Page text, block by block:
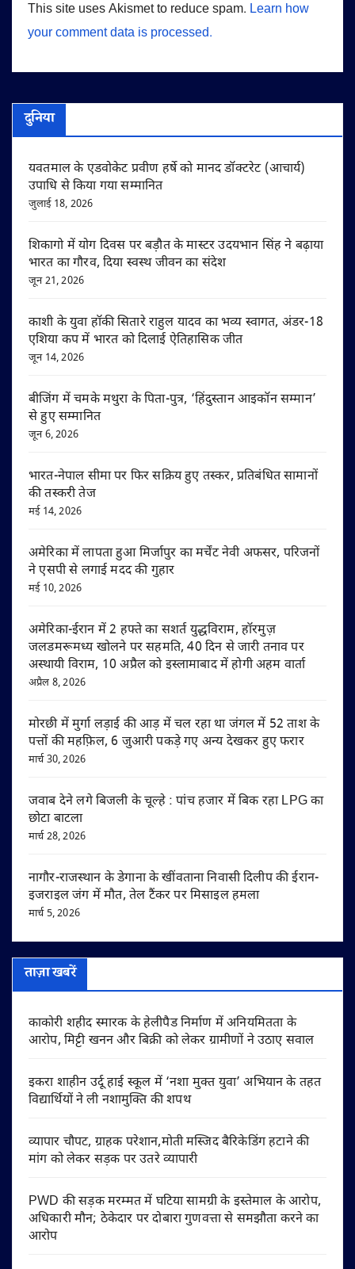
This site uses Akismet to reduce spam. Learn how
your comment data is processed.
दुनिया
यवतमाल के एडवोकेट प्रवीण हर्षे को मानद डॉक्टरेट (आचार्य)
उपाधि से किया गया सम्मानित
जुलाई 18, 2026
शिकागो में योग दिवस पर बड़ौत के मास्टर उदयभान सिंह ने बढ़ाया
भारत का गौरव, दिया स्वस्थ जीवन का संदेश
जून 21, 2026
काशी के युवा हॉकी सितारे राहुल यादव का भव्य स्वागत, अंडर-18
एशिया कप में भारत को दिलाई ऐतिहासिक जीत
जून 14, 2026
बीजिंग में चमके मथुरा के पिता-पुत्र, ‘हिंदुस्तान आइकॉन सम्मान’
से हुए सम्मानित
जून 6, 2026
भारत-नेपाल सीमा पर फिर सक्रिय हुए तस्कर, प्रतिबंधित सामानों
की तस्करी तेज
मई 14, 2026
अमेरिका में लापता हुआ मिर्जापुर का मर्चेंट नेवी अफसर, परिजनों
ने एसपी से लगाई मदद की गुहार
मई 10, 2026
अमेरिका-ईरान में 2 हफ्ते का सशर्त युद्धविराम, हॉरमुज़
जलडमरूमध्य खोलने पर सहमति, 40 दिन से जारी तनाव पर
अस्थायी विराम, 10 अप्रैल को इस्लामाबाद में होगी अहम वार्ता
अप्रैल 8, 2026
मोरछी में मुर्गा लड़ाई की आड़ में चल रहा था जंगल में 52 ताश के
पत्तों की महफ़िल, 6 जुआरी पकड़े गए अन्य देखकर हुए फरार
मार्च 30, 2026
जवाब देने लगे बिजली के चूल्हे : पांच हजार में बिक रहा LPG का
छोटा बाटला
मार्च 28, 2026
नागौर-राजस्थान के डेगाना के खींवताना निवासी दिलीप की ईरान-
इजराइल जंग में मौत, तेल टैंकर पर मिसाइल हमला
मार्च 5, 2026
ताज़ा खबरें
काकोरी शहीद स्मारक के हेलीपैड निर्माण में अनियमितता के
आरोप, मिट्टी खनन और बिक्री को लेकर ग्रामीणों ने उठाए सवाल
इकरा शाहीन उर्दू हाई स्कूल में ‘नशा मुक्त युवा’ अभियान के तहत
विद्यार्थियों ने ली नशामुक्ति की शपथ
व्यापार चौपट, ग्राहक परेशान,मोती मस्जिद बैरिकेडिंग हटाने की
मांग को लेकर सड़क पर उतरे व्यापारी
PWD की सड़क मरम्मत में घटिया सामग्री के इस्तेमाल के आरोप,
अधिकारी मौन; ठेकेदार पर दोबारा गुणवत्ता से समझौता करने का
आरोप